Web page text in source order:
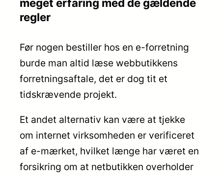
meget erfaring med de gældende
regler
Før nogen bestiller hos en e-forretning
burde man altid læse webbutikkens
forretningsaftale, det er dog tit et
tidskrævende projekt.
Et andet alternativ kan være at tjekke
om internet virksomheden er verificeret
af e-mærket, hvilket længe har været en
forsikring om at netbutikken overholder